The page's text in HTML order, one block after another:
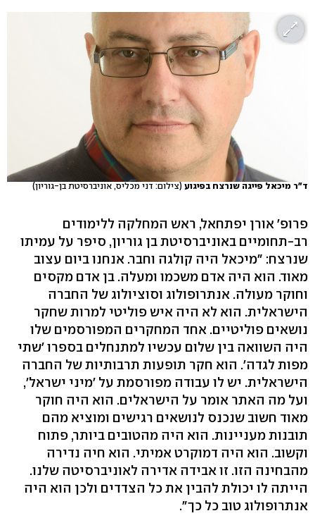
ד"ר מיכאל פייגה שנרצח בפיגוע (צילום: דני מכליס, אוניברסיטת בן-גוריון)
פרופ' אורן יפתחאל, ראש המחלקה ללימודים
רב-תחומיים באוניברסיטת בן גוריון, סיפר על עמיתו
שנרצח: "מיכאל היה קולגה וחבר. אנחנו ביום עצוב
מאוד. הוא היה אדם משכמו ומעלה. בן אדם מקסים
וחוקר מעולה. אנתרופולוג וסוציולוג של החברה
הישראלית. הוא לא היה איש פוליטי למרות שחקר
נושאים פוליטיים. אחד המחקרים המפורסמים שלו
היה השוואה בין שלום עכשיו למתנחלים בספרו 'שתי
מפות לגדה'. הוא חקר תופעות תרבותיות של החברה
הישראלית. יש לו עבודה מפורסמת על 'מיני ישראל',
ועל מה האתר אומר על הישראלים. הוא היה חוקר
מאוד חשוב שנכנס לנושאים רגישים ומוציא מהם
תובנות מעניינות. הוא היה מהטובים ביותר, פתוח
וקשוב. הוא היה דמוקרט אמיתי. הוא חיה נדירה
מהבחינה הזו. זו אבידה אדירה לאוניברסיטה שלנו.
הייתה לו יכולת להבין את כל הצדדים ולכן הוא היה
אנתרופולוג טוב כל כך".